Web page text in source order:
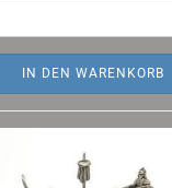
IN DEN WARENKORB